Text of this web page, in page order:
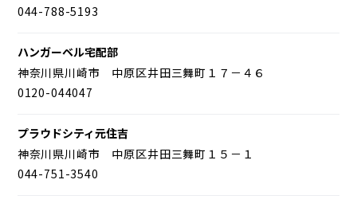
044-788-5193
ハンガーベル宅配部
神奈川県川崎市 中原区井田三舞町１７－４６
0120-044047
プラウドシティ元住吉
神奈川県川崎市 中原区井田三舞町１５－１
044-751-3540